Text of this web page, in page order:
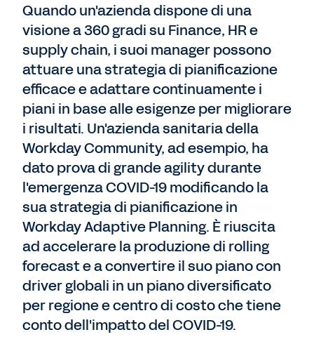
Quando un'azienda dispone di una
visione a 360 gradi su Finance, HR e
supply chain, i suoi manager possono
attuare una strategia di pianificazione
efficace e adattare continuamente i
piani in base alle esigenze per migliorare
i risultati. Un'azienda sanitaria della
Workday Community, ad esempio, ha
dato prova di grande agility durante
l'emergenza COVID-19 modificando la
sua strategia di pianificazione in
Workday Adaptive Planning. È riuscita
ad accelerare la produzione di rolling
forecast e a convertire il suo piano con
driver globali in un piano diversificato
per regione e centro di costo che tiene
conto dell'impatto del COVID-19.